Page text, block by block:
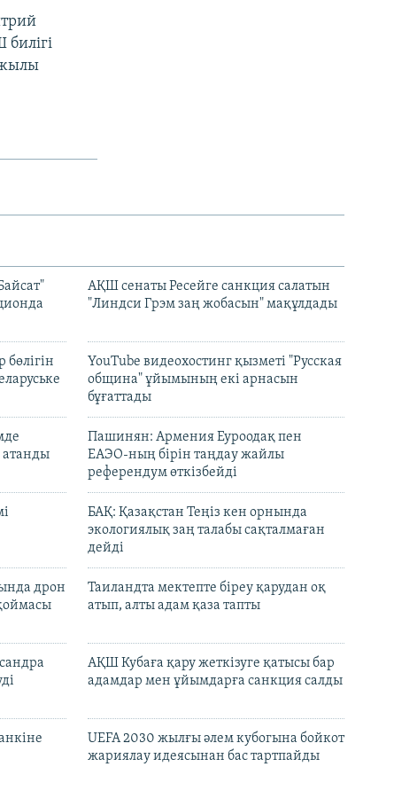
жылы
АҚШ сенаты Ресейге санкция салатын
"Линдси Грэм заң жобасын" мақұлдады
YouTube видеохостинг қызметі "Русская
община" ұйымының екі арнасын
бұғаттады
атанды
Пашинян: Армения Еуроодақ пен
ЕАЭО-ның бірін таңдау жайлы
референдум өткізбейді
БАҚ: Қазақстан Теңіз кен орнында
экологиялық заң талабы сақталмаған
дейді
дрон
Таиландта мектепте біреу қарудан оқ
атып, алты адам қаза тапты
АҚШ Кубаға қару жеткізуге қатысы бар
адамдар мен ұйымдарға санкция салды
UEFA 2030 жылғы әлем кубогына бойкот
жариялау идеясынан бас тартпайды